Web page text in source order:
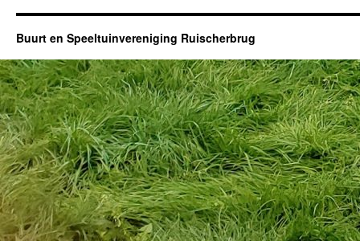
Buurt en Speeltuinvereniging Ruischerbrug